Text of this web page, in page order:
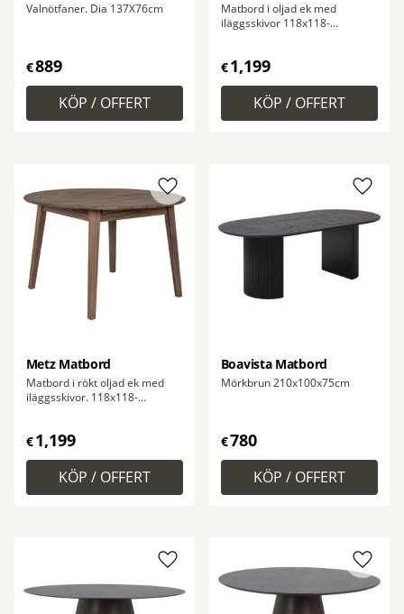
Valnötfaner. Dia 137X76cm
€889
Matbord i oljad ek med
iläggsskivor 118x118-
€1,199
Metz Matbord
Matbord i rökt oljad ek med
iläggsskivor. 118x118-
€1,199
Lägg till i favoriter
Boavista Matbord
Mörkbrun 210x100x75cm
€780
Lägg
Lägg till i favoriter Lägg